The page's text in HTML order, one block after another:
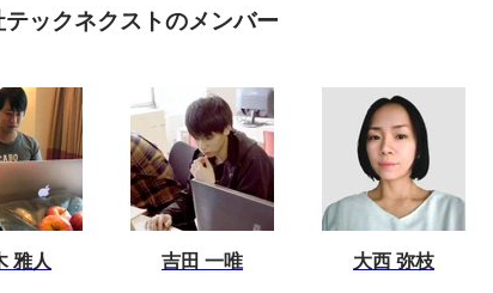
ックネクストのメンバー
雅人 吉田 一唯 大西 弥枝